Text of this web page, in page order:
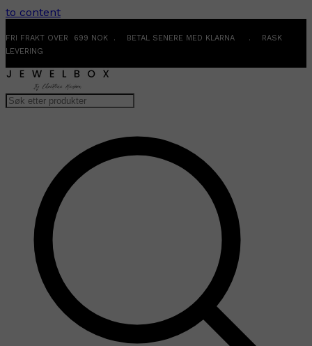
to content
FRI FRAKT OVER 699 NOK . BETAL SENERE MED KLARNA . RASK
LEVERING